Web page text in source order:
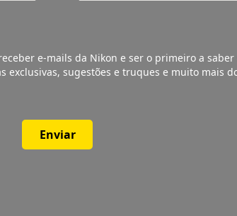
e-mails da Nikon e ser o primeiro a saber
exclusivas, sugestões e truques e muito mais
Enviar